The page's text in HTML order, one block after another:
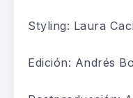
Styling: Laura
Edición: Andrés